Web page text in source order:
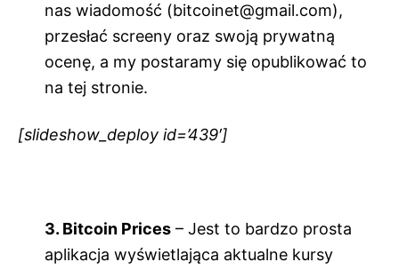
nas wiadomość (bitcoinet@gmail.com),
przesłać screeny oraz swoją prywatną
ocenę, a my postaramy się opublikować to
na tej stronie.
[slideshow_deploy id=’439′]
3. Bitcoin Prices – Jest to bardzo prosta
aplikacja wyświetlająca aktualne kursy